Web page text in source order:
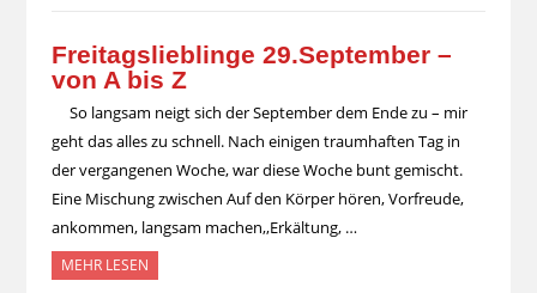
Freitagslieblinge 29.September –
von A bis Z
So langsam neigt sich der September dem Ende zu – mir
geht das alles zu schnell. Nach einigen traumhaften Tag in
der vergangenen Woche, war diese Woche bunt gemischt.
Eine Mischung zwischen Auf den Körper hören, Vorfreude,
ankommen, langsam machen,,Erkältung, …
MEHR LESEN